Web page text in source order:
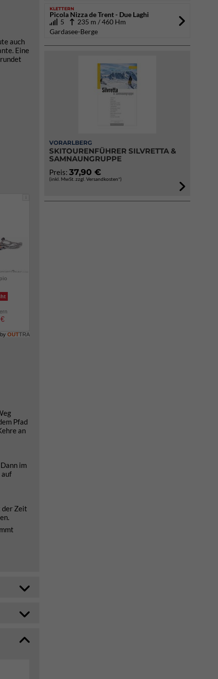
auch
Eine
i
OUTTRA
Pfad
an
im
auf
der Zeit
KLETTERN
Picola Nizza de Trent - Due Laghi
5
235 m / 460 Hm
Gardasee-Berge
VORARLBERG
SKITOURENFÜHRER SILVRETTA &
SAMNAUNGRUPPE
Preis: 37,90 €
(inkl. MwSt. zzgl. Versandkosten*)